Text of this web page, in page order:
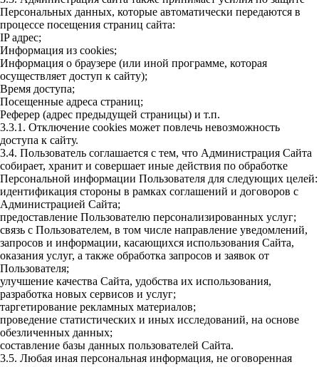
Персональных данных, которые автоматически передаются в
процессе посещения страниц сайта:
IP адрес;
Информация из cookies;
Информация о браузере (или иной программе, которая
осуществляет доступ к сайту);
Время доступа;
Посещенные адреса страниц;
Реферер (адрес предыдущей страницы) и т.п.
3.3.1. Отключение cookies может повлечь невозможность
доступа к сайту.
3.4. Пользователь соглашается с тем, что Администрация Сайта
собирает, хранит и совершает иные действия по обработке
Персональной информации Пользователя для следующих целей:
идентификация стороны в рамках соглашений и договоров с
Администрацией Сайта;
предоставление Пользователю персонализированных услуг;
связь с Пользователем, в том числе направление уведомлений,
запросов и информации, касающихся использования Сайта,
оказания услуг, а также обработка запросов и заявок от
Пользователя;
улучшение качества Сайта, удобства их использования,
разработка новых сервисов и услуг;
таргетирование рекламных материалов;
проведение статистических и иных исследований, на основе
обезличенных данных;
составление базы данных пользователей Сайта.
3.5. Любая иная персональная информация, не оговоренная